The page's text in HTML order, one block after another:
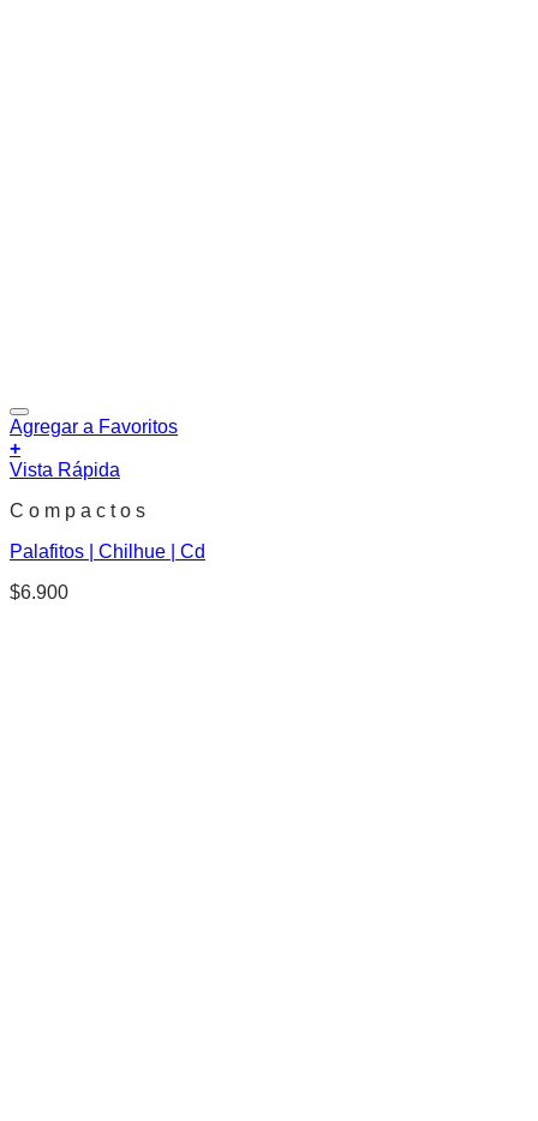
Agregar a Favoritos
+
Vista Rápida
C o m p a c t o s
Palafitos | Chilhue | Cd
$6.900